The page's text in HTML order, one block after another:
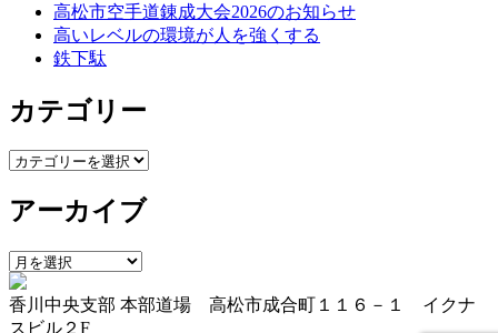
高松市空手道錬成大会2026のお知らせ
高いレベルの環境が人を強くする
鉄下駄
カテゴリー
カ
ゴ
ー
アーカイブ
ア
ー
カ
香川中央支部 本部道場 高松市成合町１１６－１ イクナ
スビル２F